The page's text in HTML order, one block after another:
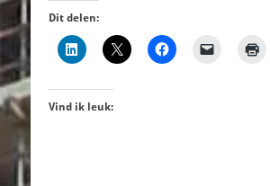
Dit delen:
Vind ik leuk: